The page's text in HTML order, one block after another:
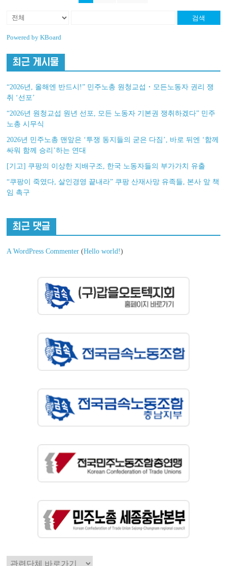
검색
Powered by KBoard
최근 게시물
“2026년, 올해엔 반드시!” 민주노총 원청교섭・모든노동자 권리 쟁
취 ‘선포’
“2026년 원청교섭 원년 선포, 모든 노동자 기본권 쟁취하겠다” 민주
노총 시무식
2026년 민주노총 맨앞은 ‘투쟁 동지들의 굳은 다짐’, 바로 뒤엔 ‘함께
싸워 함께 승리’하는 연대
[기고] 쿠팡의 이상한 지배구조, 한국 노동자들의 부가가치 유출
“쿠팡이 죽였다, 살인경영 끝내라” 쿠팡 산재사망 유족들, 본사 앞 책
임 촉구
최근 댓글
A WordPress Commenter (Hello world!)